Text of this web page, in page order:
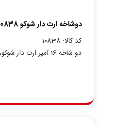
دوشاخه ارت دار شوکو 10838
کد کالا: 10838
دو شاخه 16 آمپر ارت دار شوکو، IP44